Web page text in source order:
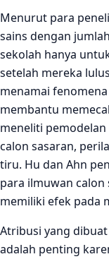
Menurut para
sains dengan
sekolah hanya
setelah mereka
menamai
membantu
meneliti
calon sasaran,
tiru. Hu dan Ahn
para ilmuwan
memiliki efek pada
Atribusi yang
adalah penting